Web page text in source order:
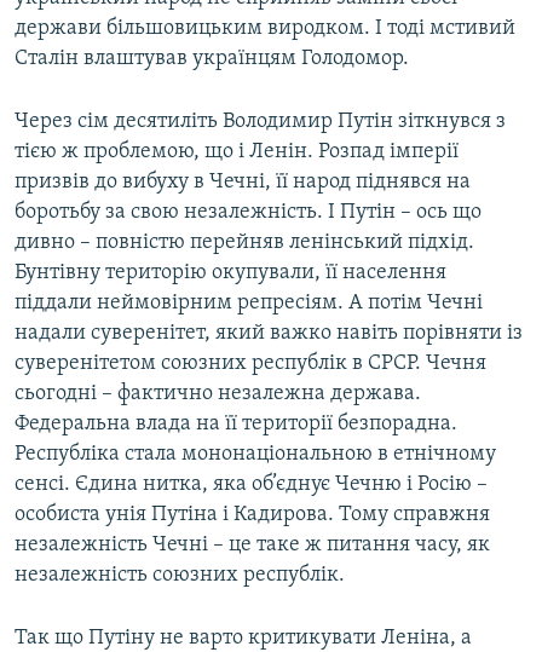
держави більшовицьким виродком. І тоді мстивий
Сталін влаштував українцям Голодомор.
Через сім десятиліть Володимир Путін зіткнувся з
тією ж проблемою, що і Ленін. Розпад імперії
призвів до вибуху в Чечні, її народ піднявся на
боротьбу за свою незалежність. І Путін – ось що
дивно – повністю перейняв ленінський підхід.
Бунтівну територію окупували, її населення
піддали неймовірним репресіям. А потім Чечні
надали суверенітет, який важко навіть порівняти із
суверенітетом союзних республік в СРСР. Чечня
сьогодні – фактично незалежна держава.
Федеральна влада на її території безпорадна.
Республіка стала мононаціональною в етнічному
сенсі. Єдина нитка, яка об’єднує Чечню і Росію –
особиста унія Путіна і Кадирова. Тому справжня
незалежність Чечні – це таке ж питання часу, як
незалежність союзних республік.
Так що Путіну не варто критикувати Леніна, а